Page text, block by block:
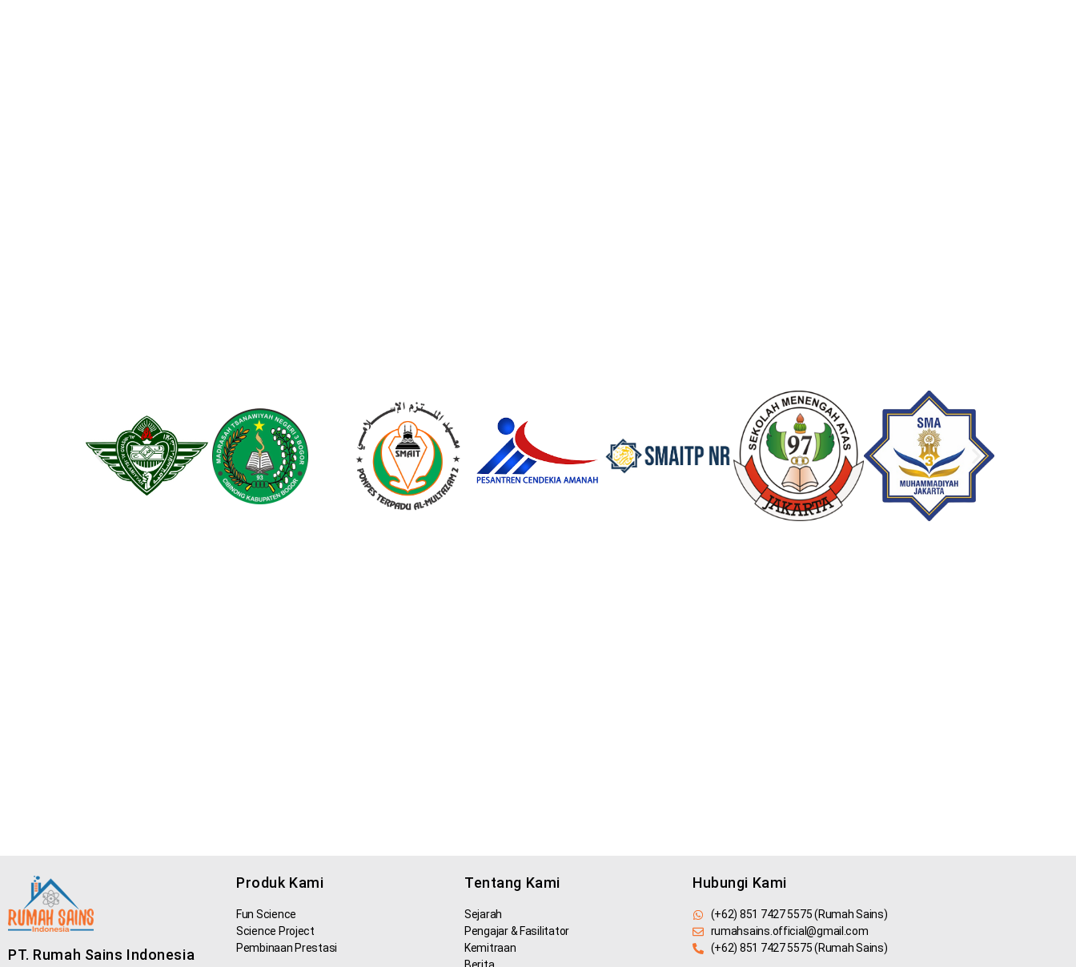
PT. Rumah Sains Indonesia
Produk Kami
Fun Science
Science Project
Pembinaan Prestasi
Tentang Kami
Sejarah
Pengajar & Fasilitator
Kemitraan
Hubungi Kami
(+62) 851 7427 5575 (Rumah Sains)
rumahsains.official@gmail.com
(+62) 851 7427 5575 (Rumah Sains)